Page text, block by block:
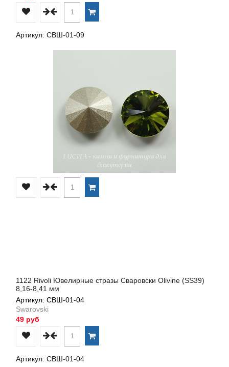
Артикул: СВШ-01-09
1122 Rivoli Ювелирные стразы Сваровски Olivine (SS39)
8,16-8,41 мм
Артикул: СВШ-01-04
Swarovski
49 руб
Артикул: СВШ-01-04